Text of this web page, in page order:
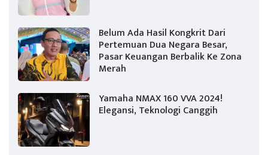
Belum Ada Hasil Kongkrit Dari
Pertemuan Dua Negara Besar,
Pasar Keuangan Berbalik Ke Zona
Merah
Yamaha NMAX 160 VVA 2024!
Elegansi, Teknologi Canggih